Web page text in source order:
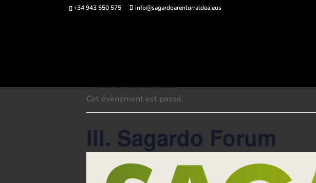
+34 943 550 575 info@sagardoarenlurraldea.eus
« Tous les Évènements
Cet évènement est passé.
III. Sagardo Forum